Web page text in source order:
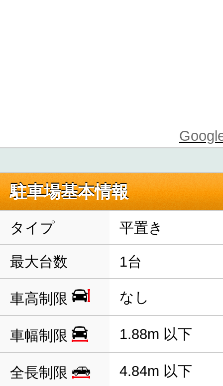
駐車場基本情報
タイプ 平置き
最大台数 1台
車高制限 なし
車幅制限 1.88m 以下
全長制限 4.84m 以下